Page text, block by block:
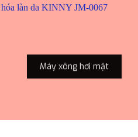
Máy xông hơi mặt